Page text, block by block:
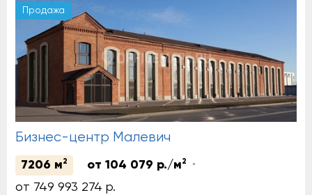
Продажа
Бизнес-центр Малевич
7206 м 2 от 104 079 р./м 2
от 749 993 274 р.